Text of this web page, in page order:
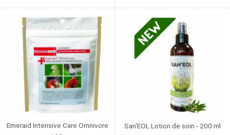
Emeraid Intensive Care Omnivore
San'EOL Lotion de soin - 200 ml